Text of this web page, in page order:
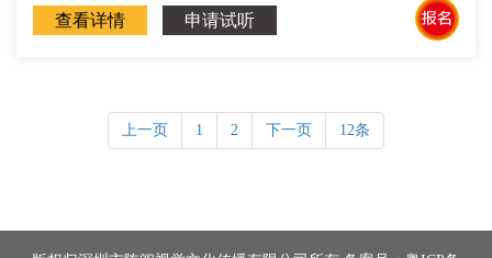
查看详情 申请试听
上一页 1 2 下一页 12条